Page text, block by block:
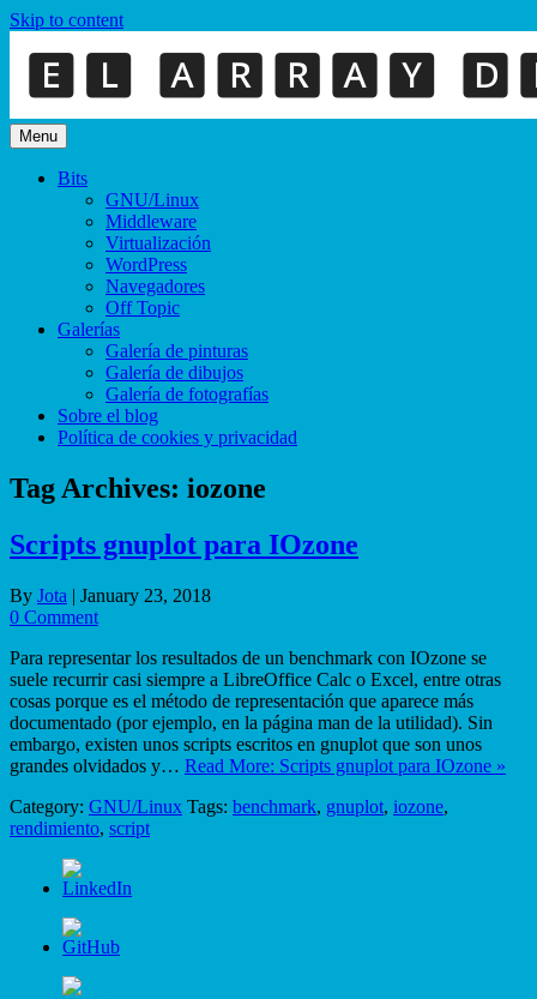
Skip to content
Menu
Bits
GNU/Linux
Middleware
Virtualización
WordPress
Navegadores
Off Topic
Galerías
Galería de pinturas
Galería de dibujos
Galería de fotografías
Sobre el blog
Política de cookies y privacidad
Tag Archives: iozone
Scripts gnuplot para IOzone
By Jota | January 23, 2018
0 Comment
Para representar los resultados de un benchmark con IOzone se
suele recurrir casi siempre a LibreOffice Calc o Excel, entre otras
cosas porque es el método de representación que aparece más
documentado (por ejemplo, en la página man de la utilidad). Sin
embargo, existen unos scripts escritos en gnuplot que son unos
grandes olvidados y… Read More: Scripts gnuplot para IOzone »
Category: GNU/Linux Tags: benchmark, gnuplot, iozone,
rendimiento, script